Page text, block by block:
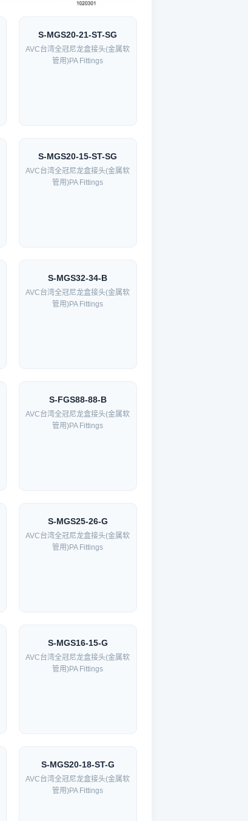
S-MGS20-21-ST-SG
AVC台湾全冠尼龙盒接头(金属软
管用)PA Fittings
S-MGS20-15-ST-SG
AVC台湾全冠尼龙盒接头(金属软
管用)PA Fittings
S-MGS32-34-B
AVC台湾全冠尼龙盒接头(金属软
管用)PA Fittings
S-FGS88-88-B
AVC台湾全冠尼龙盒接头(金属软
管用)PA Fittings
S-MGS25-26-G
AVC台湾全冠尼龙盒接头(金属软
管用)PA Fittings
S-MGS16-15-G
AVC台湾全冠尼龙盒接头(金属软
管用)PA Fittings
S-MGS20-18-ST-G
AVC台湾全冠尼龙盒接头(金属软
管用)PA Fittings